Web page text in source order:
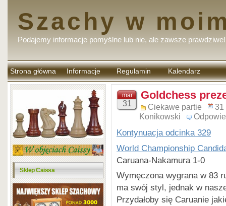
Szachy w
Podajemy informacje pomyślne lub nie, ale zawsze prawdziwe!
Strona główna Informacje Regulamin
komentarzy
Kalendarz
Sklep Caissa
mar
31
Goldchess
Ciekawe partie
31
Konikowski
Kontynuacja odcinka 329
World Championship
Caruana-Nakamura 1-0
Wymęczona wygrana w 83
ma swój styl, jednak w
Przydałoby się Caruanie